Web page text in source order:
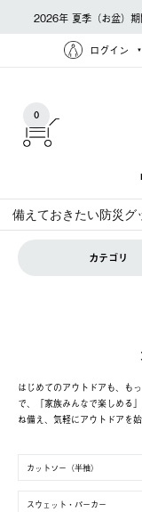
2026年 夏季（お盆）期
ログイン
0
カテゴリ
はじめてのアウトドアも、も
で、「家族みんなで楽しめる
ね備え、気軽にアウトドアを
カットソー（半袖）
スウェット・パーカー